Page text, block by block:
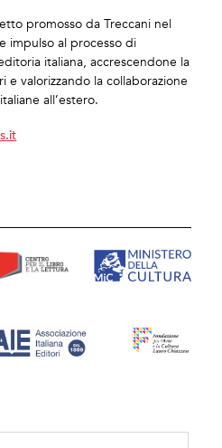
promosso da Treccani nel
impulso al processo di
italiana, accrescendone la
e valorizzando la collaborazione
all’estero.